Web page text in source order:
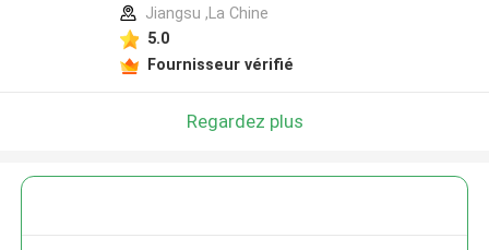
Jiangsu ,La Chine
5.0
Fournisseur vérifié
Regardez plus